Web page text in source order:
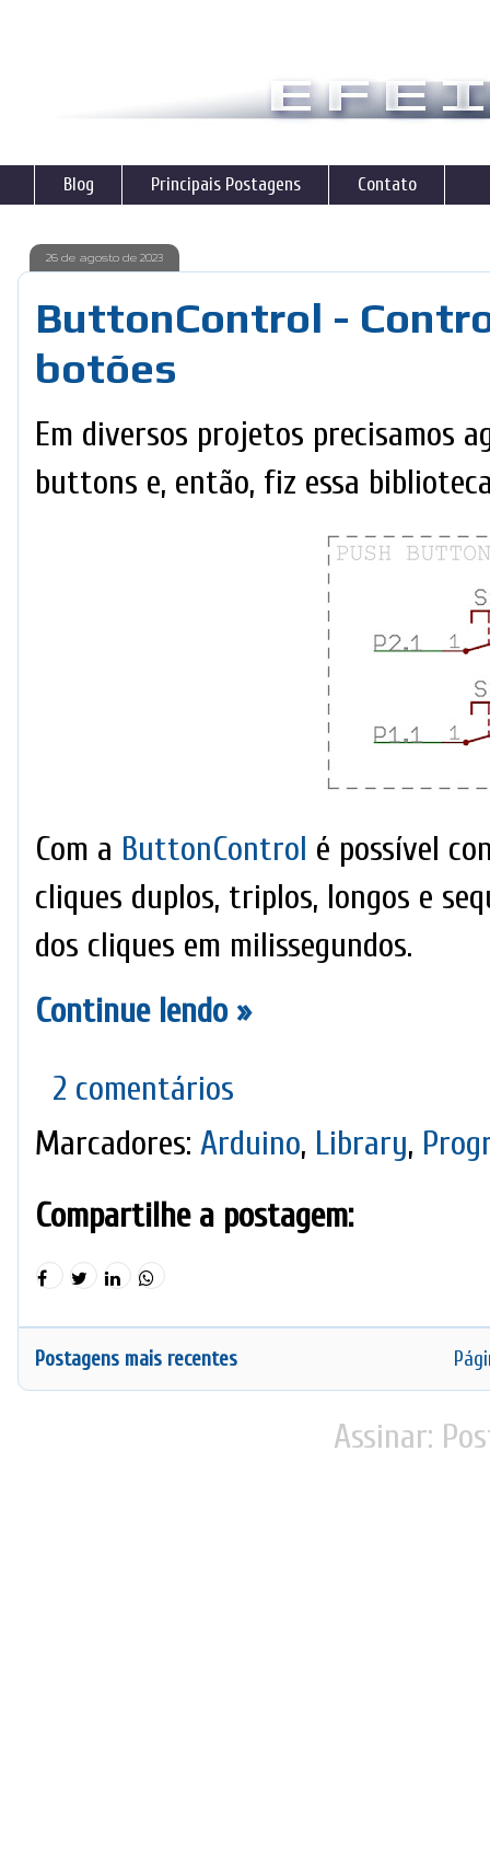
Blog Principais Postagens Contato
26 de agosto de 2023
ButtonControl -
botões
Em diversos projetos precisamos
buttons e, então, fiz essa
Com a ButtonControl é possível
cliques duplos, triplos, longos e
dos cliques em milissegundos.
Continue lendo »
2 comentários
Marcadores: Arduino, Library,
Compartilhe a postagem:
Postagens mais recentes
Assinar: